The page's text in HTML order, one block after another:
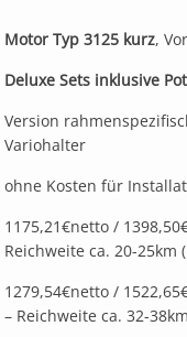
Motor Typ 3125 kurz,
Deluxe Sets inklusive
Version
Variohalter
ohne Kosten für
1175,21€netto /
Reichweite ca. 20-25km
1279,54€netto /
– Reichweite ca. 32-